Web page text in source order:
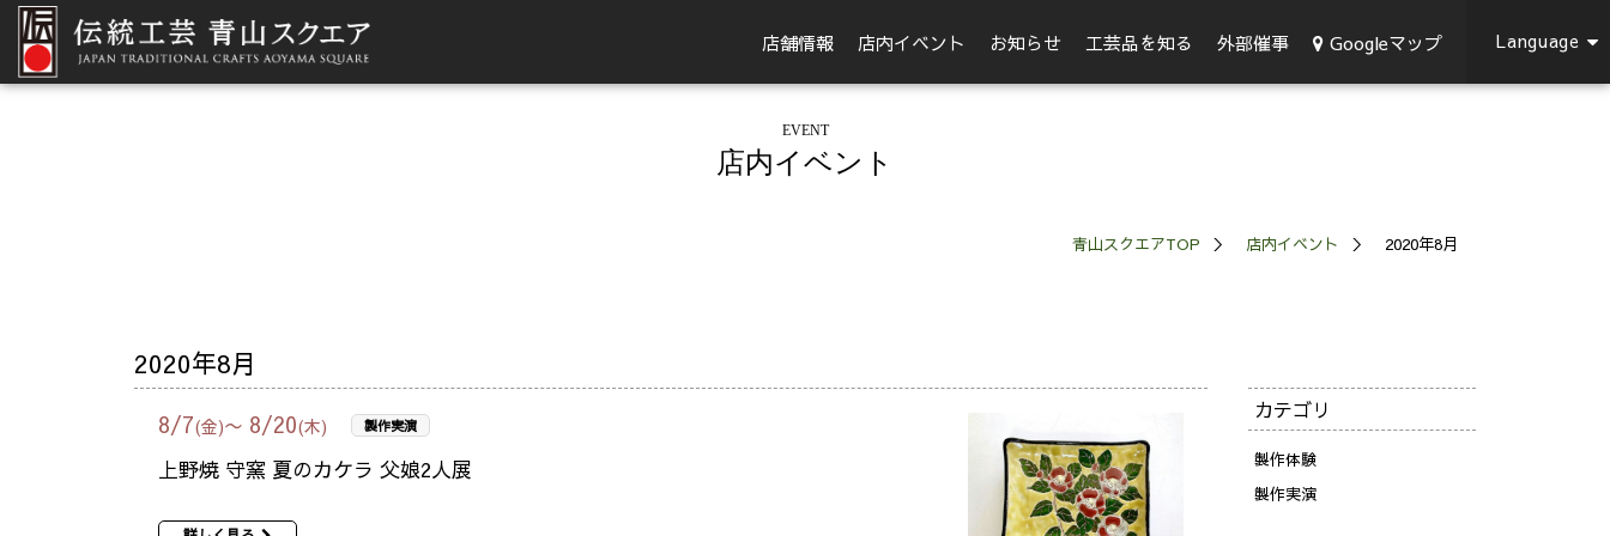
店舗情報 店内イベント お知らせ 工芸品を知る 外部催事 Googleマップ Language
EVENT
店内イベント
青山スクエアTOP 店内イベント 2020年8月
2020年8月
8/7(金)〜 8/20(木) 製作実演
上野焼 守窯 夏のカケラ 父娘2人展
カテゴリ
製作体験
製作実演